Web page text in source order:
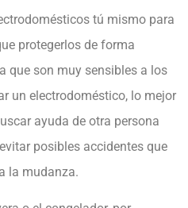
tú mismo para
protegerlos de forma
que son muy sensibles a los
un electrodoméstico, lo mejor
ayuda de otra persona
posibles accidentes que
la mudanza.